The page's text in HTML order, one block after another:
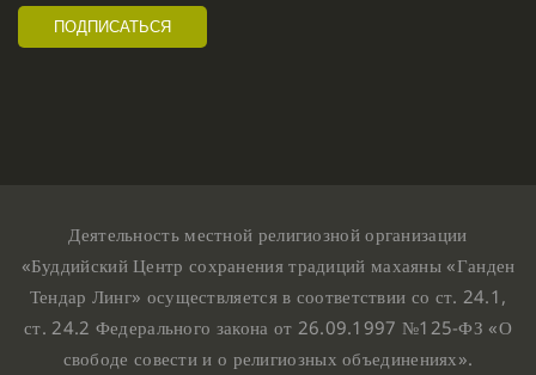
Деятельность местной религиозной организации
«Буддийский Центр сохранения традиций махаяны «Ганден
Тендар Линг» осуществляется в соответствии со ст. 24.1,
ст. 24.2 Федерального закона от 26.09.1997 №125-ФЗ «О
свободе совести и о религиозных объединениях».